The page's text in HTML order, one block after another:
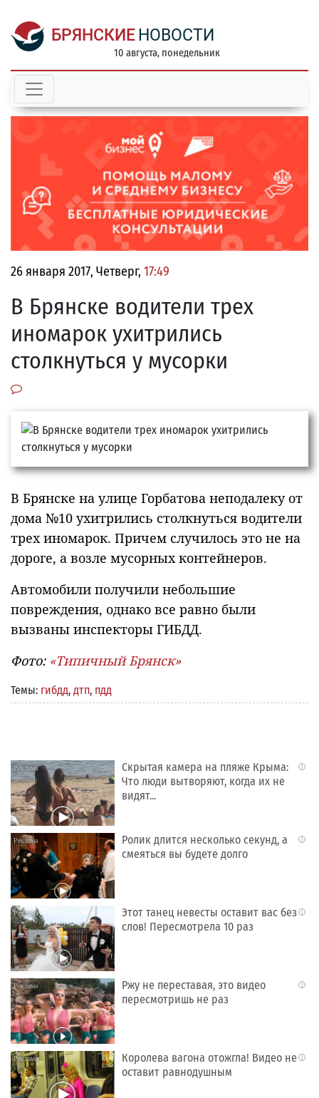
БРЯНСКИЕ НОВОСТИ
10 августа, понедельник
26 января 2017, Четверг, 17:49
В Брянске водители трех
иномарок ухитрились
столкнуться у мусорки
В Брянске на улице Горбатова неподалеку от
дома №10 ухитрились столкнуться водители
трех иномарок. Причем случилось это не на
дороге, а возле мусорных контейнеров.
Автомобили получили небольшие
повреждения, однако все равно были
вызваны инспекторы ГИБДД.
Фото: «Типичный Брянск»
Темы: гибдд, дтп, пдд
i
Скрытая камера на пляже Крыма:
Что люди вытворяют, когда их не
видят...
i
Ролик длится несколько секунд, а
смеяться вы будете долго
i
Этот танец невесты оставит вас без
слов! Пересмотрела 10 раз
i
Ржу не переставая, это видео
пересмотришь не раз
i
Королева вагона отожгла! Видео не
оставит равнодушным